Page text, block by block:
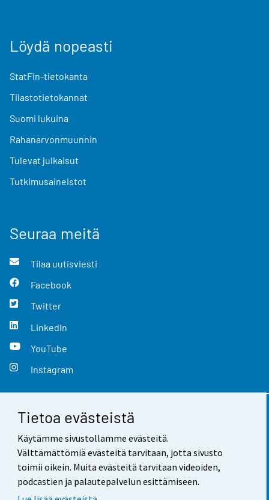
Tietoa evästeistä
Käytämme sivustollamme evästeitä.
Välttämättömiä evästeitä tarvitaan, jotta sivusto
toimii oikein. Muita evästeitä tarvitaan videoiden,
podcastien ja palautepalvelun esittämiseen.
Löydä nopeasti
StatFin-tietokanta
Tilastotietokannat
Suomi lukuina
Rahanarvonmuunnin
Tulevat julkaisut
Tutkimusaineistot
Seuraa meitä
Tilaa uutisviesti
Facebook
Twitter
LinkedIn
YouTube
Instagram
Yhteystiedot
Palaute
Käyttöehdot